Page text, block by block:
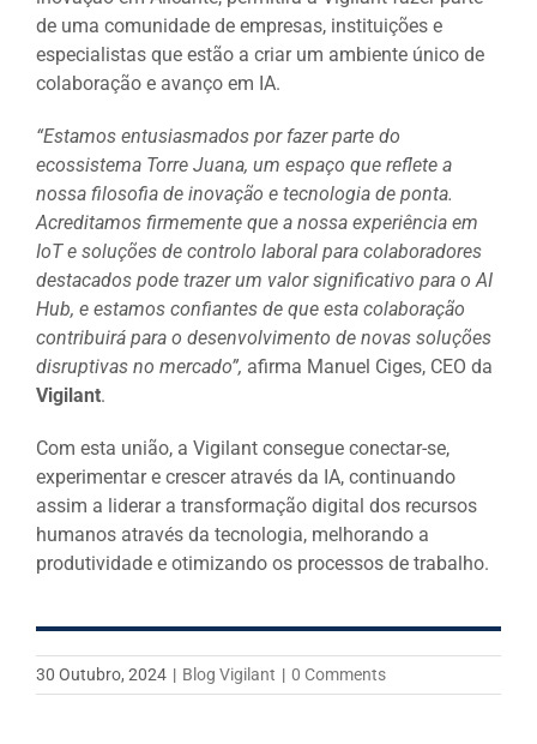
de uma comunidade de empresas, instituições e
especialistas que estão a criar um ambiente único de
colaboração e avanço em IA.
“Estamos entusiasmados por fazer parte do
ecossistema Torre Juana, um espaço que reflete a
nossa filosofia de inovação e tecnologia de ponta.
Acreditamos firmemente que a nossa experiência em
IoT e soluções de controlo laboral para colaboradores
destacados pode trazer um valor significativo para o AI
Hub, e estamos confiantes de que esta colaboração
contribuirá para o desenvolvimento de novas soluções
disruptivas no mercado”, afirma Manuel Ciges, CEO da
Vigilant.
Com esta união, a Vigilant consegue conectar-se,
experimentar e crescer através da IA, continuando
assim a liderar a transformação digital dos recursos
humanos através da tecnologia, melhorando a
produtividade e otimizando os processos de trabalho.
30 Outubro, 2024 | Blog Vigilant | 0 Comments